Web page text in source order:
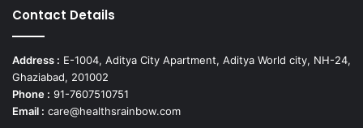
Contact Details
Address : E-1004, Aditya City Apartment, Aditya World city, NH-24,
Ghaziabad, 201002
Phone : 91-7607510751
Email : care@healthsrainbow.com